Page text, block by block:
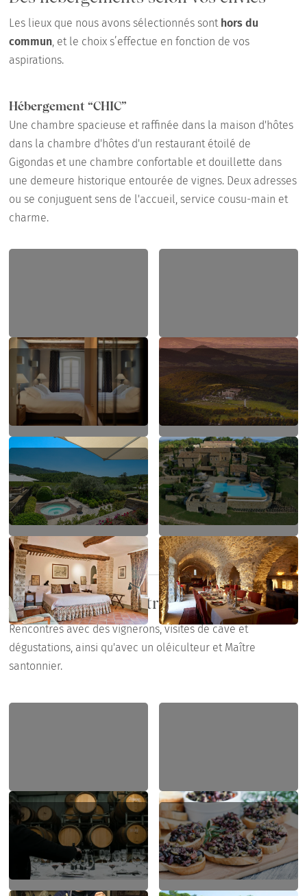
Les lieux que nous avons sélectionnés sont hors du
commun, et le choix s’effectue en fonction de vos
aspirations.
Hébergement “CHIC”
Une chambre spacieuse et raffinée dans la maison d'hôtes
dans la chambre d'hôtes d'un restaurant étoilé de
Gigondas et une chambre confortable et douillette dans
une demeure historique entourée de vignes. Deux adresses
ou se conjuguent sens de l'accueil, service cousu-main et
charme.
Activités et rencontres
Rencontres avec des vignerons, visites de cave et
dégustations, ainsi qu'avec un oléiculteur et Maître
santonnier.